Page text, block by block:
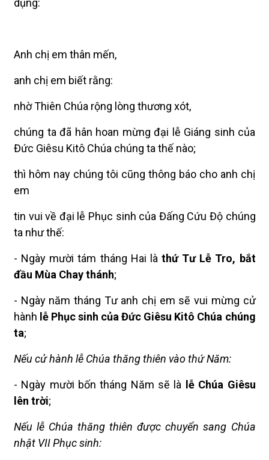
dụng:
Anh chị em thân mến,
anh chị em biết rằng:
nhờ Thiên Chúa rộng lòng thương xót,
chúng ta đã hân hoan mừng đại lễ Giáng sinh của
Đức Giêsu Kitô Chúa chúng ta thế nào;
thì hôm nay chúng tôi cũng thông báo cho anh chị
em
tin vui về đại lễ Phục sinh của Đấng Cứu Độ chúng
ta như thế:
- Ngày mười tám tháng Hai là thứ Tư Lễ Tro, bắt
đầu Mùa Chay thánh;
- Ngày năm tháng Tư anh chị em sẽ vui mừng cử
hành lễ Phục sinh của Đức Giêsu Kitô Chúa chúng
ta;
Nếu cử hành lễ Chúa thăng thiên vào thứ Năm:
- Ngày mười bốn tháng Năm sẽ là
lễ Chúa Giêsu
lên trời;
Nếu lễ Chúa thăng thiên được chuyển sang Chúa
nhật VII Phục sinh: